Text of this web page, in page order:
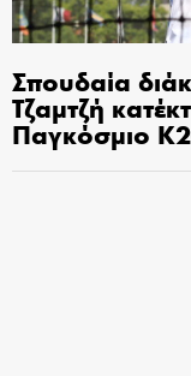
Σπουδαία
Τζαμτζή
Παγκόσμιο